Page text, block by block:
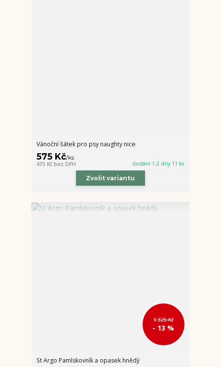
Vánoční šátek pro psy naughty nice
575 Kč/ks
475 Kč bez DPH dodání 1-2 dny 11 ks
Zvolit variantu
1 325 Kč
- 13 %
St Argo Pamlskovník a opasek hnědý